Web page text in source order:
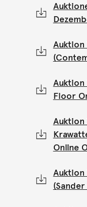
Auktion
Auktion
Floor
Auktion
Online
Auktion